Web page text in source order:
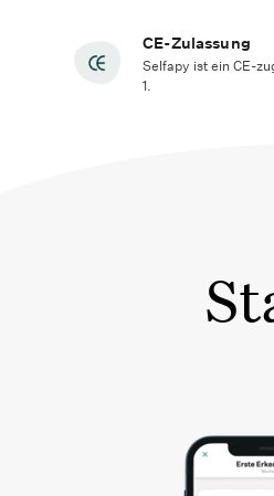
CE-Zulassung
Selfapy ist ein CE-
1.